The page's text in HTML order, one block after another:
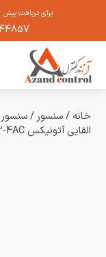
برای دریافت پیش
خانه /سنسور /سنسور
القایی آتونیکس PR12-4AC